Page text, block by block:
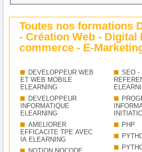
Toutes nos formations
- Création Web - Digital
commerce - E-
DEVELOPPEUR WEB
ET WEB MOBILE
ELEARNING
DEVELOPPEUR
INFORMATIQUE
ELEARNING
AMELIORER
EFFICACITE TPE AVEC
IA ELEARNING
SEO -
PHP